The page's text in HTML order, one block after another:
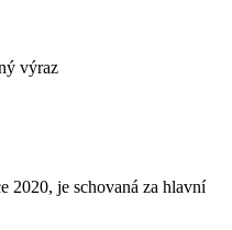
výraz
2020, je schovaná za hlavní